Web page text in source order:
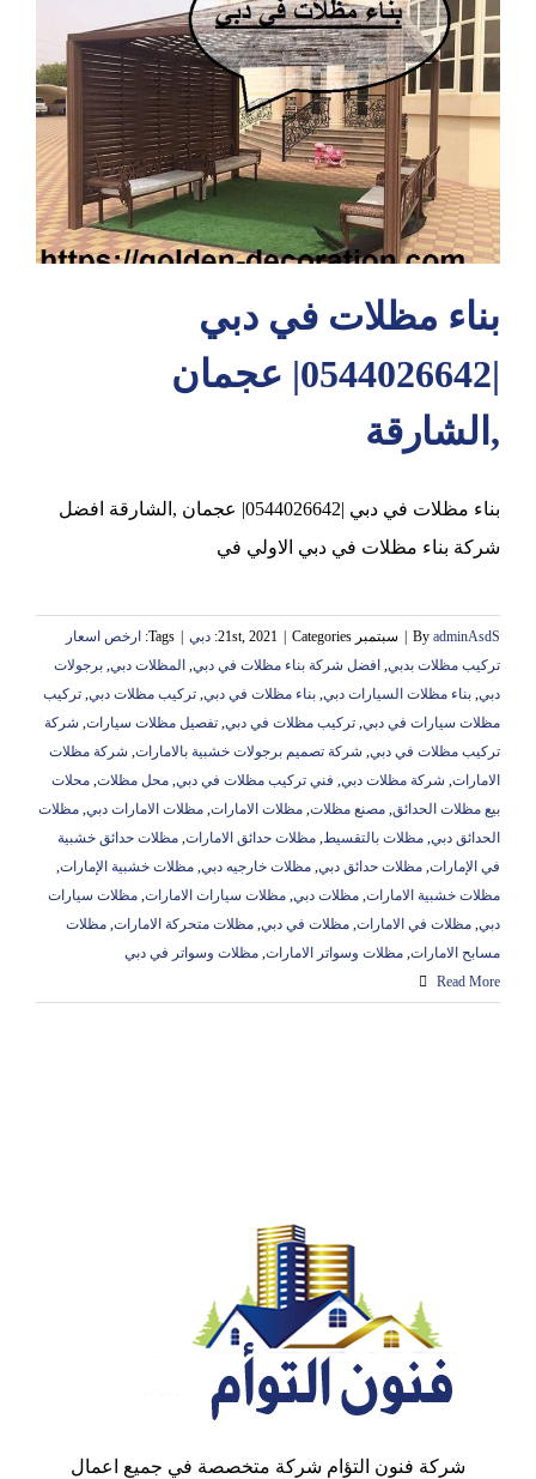
عجمان
بناء مظلات في دبي
|0544026642| عجمان
,الشارقة
بناء مظلات في دبي |0544026642| عجمان ,الشارقة افضل
شركة بناء مظلات في دبي الاولي في
By adminAsdS سبتمبر 21st, 2021 Categories: دبي Tags:
ارخص اسعار
تركيب مظلات بدبي, افضل شركة بناء مظلات في دبي, المظلات دبي, برجولات
دبي, بناء مظلات السيارات دبي, بناء مظلات في دبي, تركيب مظلات دبي, تركيب
مظلات سيارات في دبي, تركيب مظلات في دبي, تفصيل مظلات سيارات, شركة
تركيب مظلات في دبي, شركة تصميم برجولات خشبية بالامارات, شركة مظلات
الامارات, شركة مظلات دبي, فني تركيب مظلات في دبي, محل مظلات, محلات
بيع مظلات الحدائق, مصنع مظلات, مظلات الامارات, مظلات الامارات دبي, مظلات
الحدائق دبي, مظلات بالتقسيط, مظلات حدائق الامارات, مظلات حدائق خشبية
في الإمارات, مظلات حدائق دبي, مظلات خارجيه دبي, مظلات خشبية الإمارات,
مظلات خشبية الامارات, مظلات دبي, مظلات سيارات الامارات, مظلات سيارات
دبي, مظلات في الامارات, مظلات في دبي, مظلات متحركة الامارات, مظلات
مسابح الامارات, مظلات وسواتر الامارات, مظلات وسواتر في دبي
Read More
شركة فنون التؤام شركة متخصصة في جميع اعمال